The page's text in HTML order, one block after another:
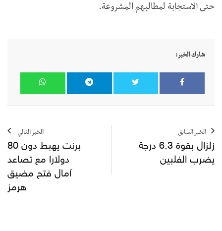
حتى الاستجابة لمطالبهم المشروعة.
شارك الخبر:
الخبر السابق
زلزال بقوة 6.3 درجة
يضرب الفلبين
الخبر التالي
برنت يهبط دون 80
دولارا مع تصاعد
آمال فتح مضيق
هرمز